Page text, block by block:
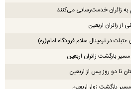
زائران اربعین
در ترمینال سلام فرودگاه امام(ره)
بازگشت زائران اربعین
تا دو روز پس از اربعین